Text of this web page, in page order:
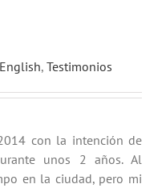
English, Testimonios
con la intención de
unos 2 años. Al
en la ciudad, pero mi